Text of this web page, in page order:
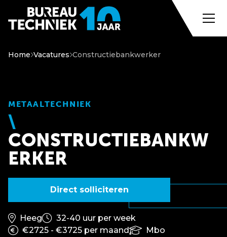
Home Vacatures Constructiebankwerker
METAALTECHNIEK
CONSTRUCTIEBANKW
ERKER
Direct solliciteren
Heeg
32-40 uur per week
€2725 - €3725 per maand
Mbo